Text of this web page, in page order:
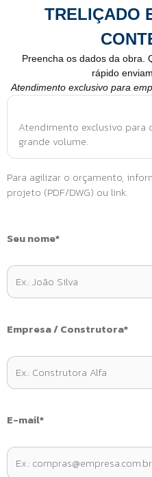
TRELIÇADO
Preencha os dados da obra.
rápido
Atendimento exclusivo para
Atendimento exclusivo para
grande volume.
Para agilizar o orçamento,
projeto (PDF/DWG) ou link.
Seu nome*
Empresa / Construtora*
E-mail*